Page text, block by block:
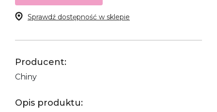
Sprawdź dostępność w sklepie
Producent:
Chiny
Opis produktu: